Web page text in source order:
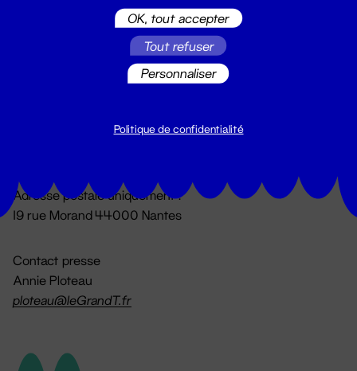
Du lundi au vendredi 14h → 18h
Adresse postale uniquement :
19 rue Morand 44000 Nantes
Contact presse
Annie Ploteau
ploteau@leGrandT.fr
OK, tout accepter
Tout refuser
Personnaliser
Politique de confidentialité